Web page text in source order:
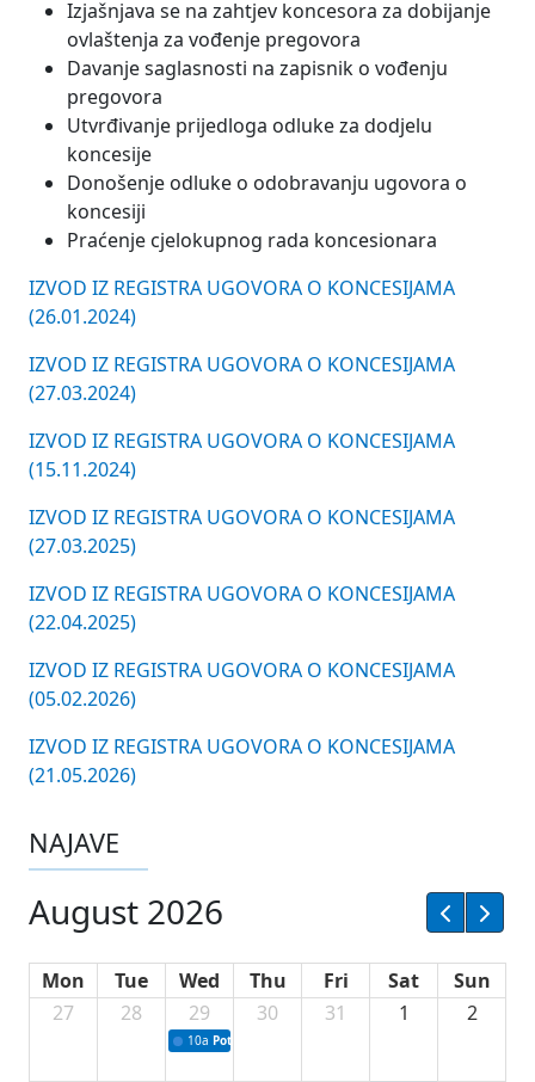
Izjašnjava se na zahtjev koncesora za dobijanje
ovlaštenja za vođenje pregovora
Davanje saglasnosti na zapisnik o vođenju
pregovora
Utvrđivanje prijedloga odluke za dodjelu
koncesije
Donošenje odluke o odobravanju ugovora o
koncesiji
Praćenje cjelokupnog rada koncesionara
IZVOD IZ REGISTRA UGOVORA O KONCESIJAMA
(26.01.2024)
IZVOD IZ REGISTRA UGOVORA O KONCESIJAMA
(27.03.2024)
IZVOD IZ REGISTRA UGOVORA O KONCESIJAMA
(15.11.2024)
IZVOD IZ REGISTRA UGOVORA O KONCESIJAMA
(27.03.2025)
IZVOD IZ REGISTRA UGOVORA O KONCESIJAMA
(22.04.2025)
IZVOD IZ REGISTRA UGOVORA O KONCESIJAMA
(05.02.2026)
IZVOD IZ REGISTRA UGOVORA O KONCESIJAMA
(21.05.2026)
NAJAVE
August 2026
Mon Tue Wed Thu Fri Sat
Sun
27
28 29
10a Potpisivanje ugovora sa neprofitnim
30 31 1 2